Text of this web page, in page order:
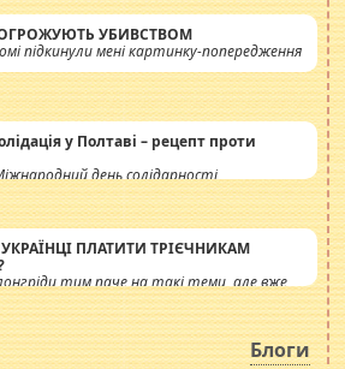
УБИВСТВОМ
підкинули мені картинку-попередження
у Полтаві – рецепт проти
день солідарності
ПЛАТИТИ ТРІЄЧНИКАМ
тим паче на такі теми, але вже
Обурюють сьогоднішні інсенуації
питання. Штучно
ще одна соціальна катастрофа.
Блоги